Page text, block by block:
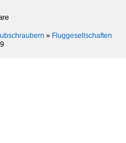
» Fluggesellschaften